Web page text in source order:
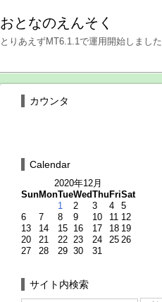
おとなのえんそく
とりあえずMT6.1.1で運用開始しました
カウンタ
Calendar
2020年12月
SunMonTueWedThu FriSat
1
2 3 4
5
6
7 8 9 10 11 12
13
14 15 16 17 18 19
20
21 22 23 24 25 26
27
28 29 30 31
サイト内検索